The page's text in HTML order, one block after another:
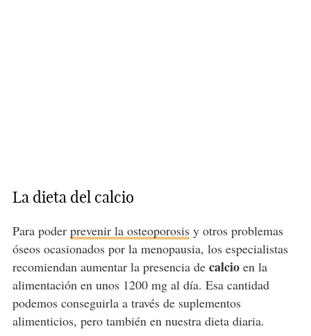
La dieta del calcio
Para poder prevenir la osteoporosisy otros problemas
óseos ocasionados por la menopausia, los especialistas
recomiendan aumentar la presencia de calcioen la
alimentación en unos 1200 mg al día. Esa cantidad
podemos conseguirla a través de suplementos
alimenticios, pero también en nuestra dieta diaria.